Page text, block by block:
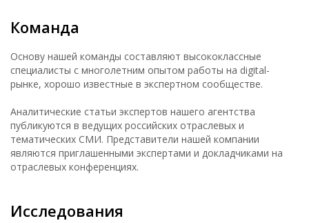
Команда
Основу нашей команды составляют высококлассные
специалисты с многолетним опытом работы на digital-
рынке, хорошо известные в экспертном сообществе.
Аналитические статьи экспертов нашего агентства
публикуются в ведущих российских отраслевых и
тематических СМИ. Представители нашей компании
являются приглашенными экспертами и докладчиками на
отраслевых конференциях.
Исследования